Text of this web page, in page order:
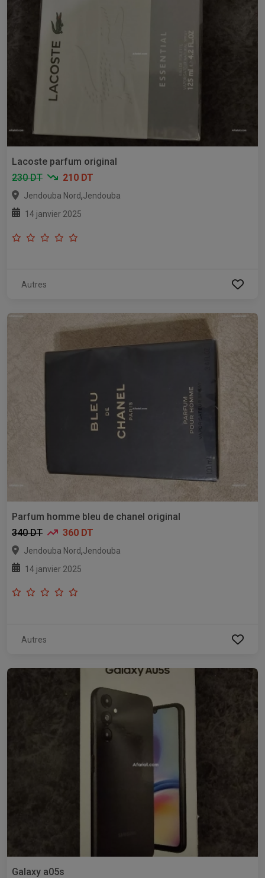
Lacoste parfum original
230 DT
210 DT
Jendouba Nord,Jendouba
14 janvier 2025
Autres
Parfum homme bleu de chanel original
340 DT
360 DT
Jendouba Nord,Jendouba
14 janvier 2025
Autres
Galaxy a05s